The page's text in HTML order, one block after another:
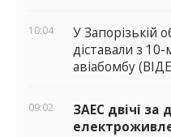
10:04
У Запорізькій
діставали з
авіабомбу
09:02
ЗАЕС двічі за